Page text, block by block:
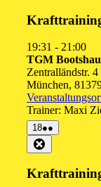
19:31 - 21:00
TGM
Zentralländstr. 4
München,
Trainer: Maxi
1818.
August
2026
●●